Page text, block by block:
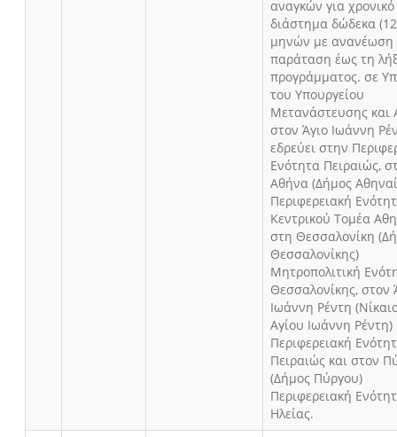
αναγκών για χρονικό
διάστημα δώδεκα
μηνών με ανανέωση
παράταση έως τη
προγράμματος. σε
του Υπουργείου
Μετανάστευσης και
στον Άγιο Ιωάννη
εδρεύει στην
Ενότητα Πειραιώς,
Αθήνα (Δήμος
Περιφερειακή
Κεντρικού Τομέα
στη Θεσσαλονίκη
Θεσσαλονίκης)
Μητροπολιτική
Θεσσαλονίκης, στον
Ιωάννη Ρέντη
Αγίου Ιωάννη Ρέντη)
Περιφερειακή
Πειραιώς και στον
(Δήμος Πύργου)
Περιφερειακή
Ηλείας.